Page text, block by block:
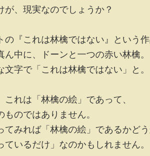
が、現実なのでしょうか？
の『これは林檎ではない』という作
ん中に、ドーンと一つの赤い林檎。
文字で「これは林檎ではない」と。
これは「林檎の絵」であって、
のではありません。
てみれば「林檎の絵」であるかどう
ているだけ」なのかもしれません。